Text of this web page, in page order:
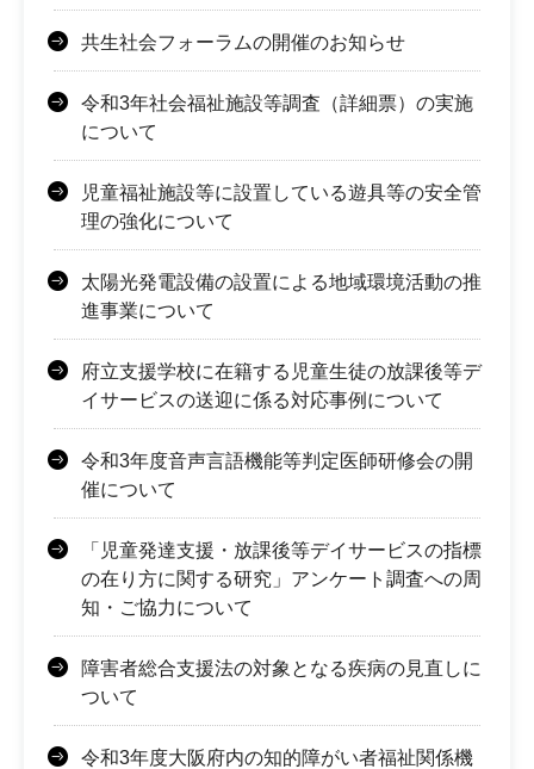
共生社会フォーラムの開催のお知らせ
令和3年社会福祉施設等調査（詳細票）の実施
について
児童福祉施設等に設置している遊具等の安全管
理の強化について
太陽光発電設備の設置による地域環境活動の推
進事業について
府立支援学校に在籍する児童生徒の放課後等デ
イサービスの送迎に係る対応事例について
令和3年度音声言語機能等判定医師研修会の開
催について
「児童発達支援・放課後等デイサービスの指標
の在り方に関する研究」アンケート調査への周
知・ご協力について
障害者総合支援法の対象となる疾病の見直しに
ついて
令和3年度大阪府内の知的障がい者福祉関係機